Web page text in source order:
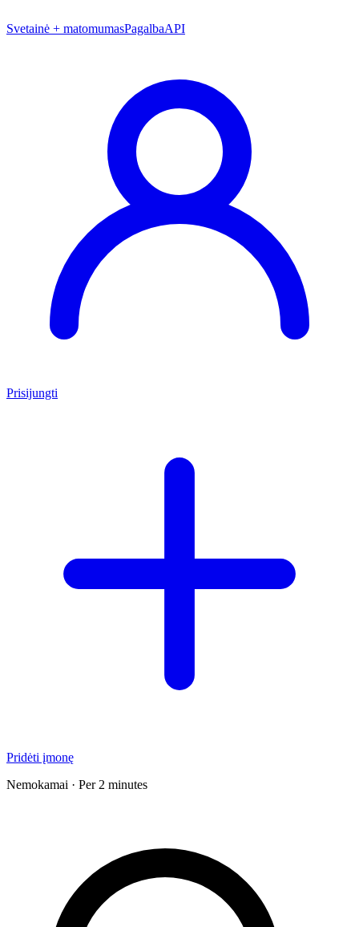
Svetainė + matomumasPagalbaAPI
Prisijungti
Pridėti įmonę
Nemokamai · Per 2 minutes